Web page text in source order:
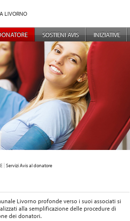
LIVORNO
SOSTIENI AVIS INIZIATIVE
Servizi Avis al donatore
Livorno profonde verso i suoi associati si
alla semplificazione delle procedure di
dei donatori.